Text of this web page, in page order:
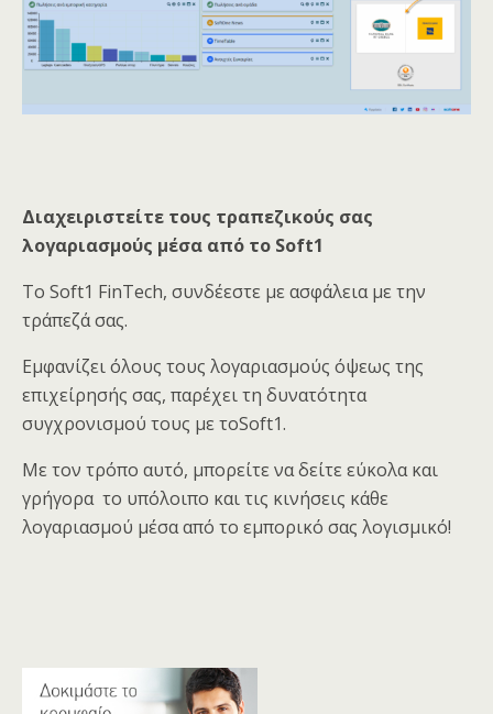
Διαχειριστείτε τους τραπεζικούς σας
λογαριασμούς μέσα από το Soft1
Tο Soft1 FinTech, συνδέεστε με ασφάλεια με την
τράπεζά σας.
Εμφανίζει όλους τους λογαριασμούς όψεως της
επιχείρησής σας, παρέχει τη δυνατότητα
συγχρονισμού τους με τοSoft1.
Με τον τρόπο αυτό, μπορείτε να δείτε εύκολα και
γρήγορα το υπόλοιπο και τις κινήσεις κάθε
λογαριασμού μέσα από το εμπορικό σας λογισμικό!